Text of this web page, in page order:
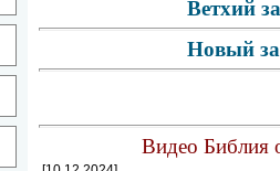
Ветхий
Новый
Видео Библия